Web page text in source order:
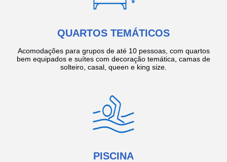
QUARTOS TEMÁTICOS
Acomodações para grupos de até 10 pessoas, com quartos
bem equipados e suítes com decoração temática, camas de
solteiro, casal, queen e king size.
PISCINA